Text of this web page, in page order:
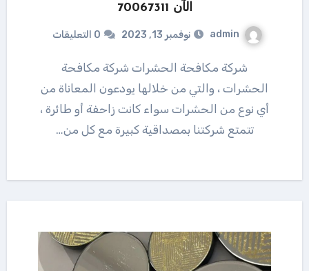
الآن 70067311
admin نوفمبر 13, 2023 0 التعليقات
شركة مكافحة الحشرات شركة مكافحة
الحشرات ، والتي من خلالها يودعون المعاناة من
أي نوع من الحشرات سواء كانت زاحفة أو طائرة ،
تتمتع شركتنا بمصداقية كبيرة مع كل من…